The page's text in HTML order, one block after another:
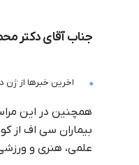
جناب آقای دکتر
اخرین خبرها از ژن
همچنین در این
بیماران سی اف از
علمی، هنری و ورزشی روز